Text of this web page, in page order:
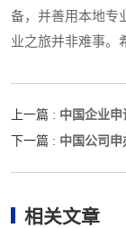
备，并善用本地专
业之旅并非难事。
上一篇 : 中国企业
下一篇 : 中国公司
相关文章